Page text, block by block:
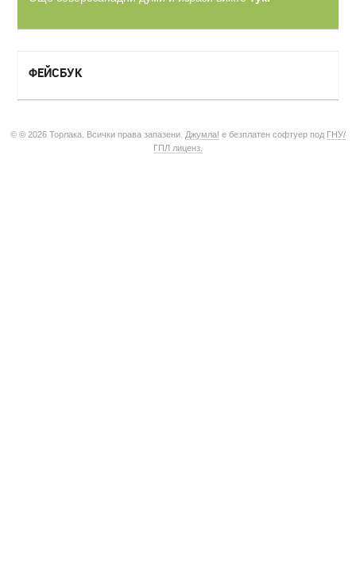
ФЕЙСБУК
© © 2026 Торлака. Всички права запазени. Джумла! е безплатен софтуер под ГНУ/
ГПЛ лиценз.